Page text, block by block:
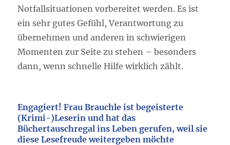
Notfallsituationen vorbereitet werden. Es ist
ein sehr gutes Gefühl, Verantwortung zu
übernehmen und anderen in schwierigen
Momenten zur Seite zu stehen – besonders
dann, wenn schnelle Hilfe wirklich zählt.
Engagiert! Frau Brauchle ist begeisterte
(Krimi-)Leserin und hat das
Büchertauschregal ins Leben gerufen, weil sie
diese Lesefreude weitergeben möchte